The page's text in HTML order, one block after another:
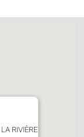
RIVIÈRE